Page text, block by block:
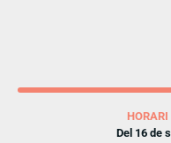
Del 16 de